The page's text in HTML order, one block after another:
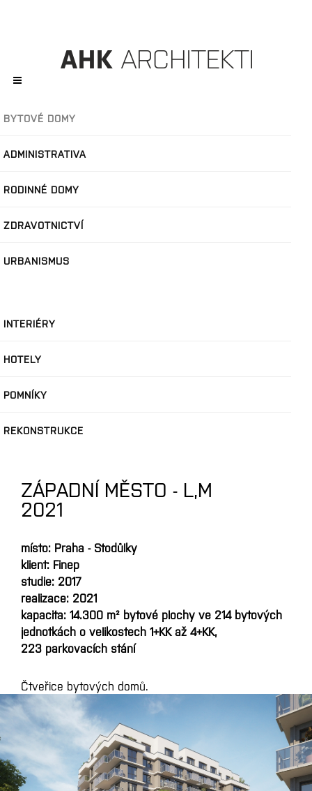
BYTOVÉ DOMY
ADMINISTRATIVA
RODINNÉ DOMY
ZDRAVOTNICTVÍ
URBANISMUS
INTERIÉRY
HOTELY
POMNÍKY
REKONSTRUKCE
ZÁPADNÍ MĚSTO - L,M
2021
místo: Praha - Stodůlky
klient: Finep
studie: 2017
realizace: 2021
kapacita: 14.300 m² bytové plochy ve 214 bytových
jednotkách o velikostech 1+KK až 4+KK,
223 parkovacích stání
Čtveřice bytových domů.